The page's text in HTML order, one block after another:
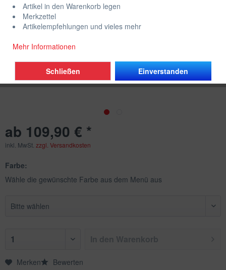
ab 109,90 € *
inkl. MwSt. zzgl. Versandkosten
Farbe:
Wähle die gewünschte Farbe aus dem Menü aus
Merken Bewerten
Artikel in den Warenkorb legen
Merkzettel
Artikelempfehlungen und vieles mehr
Mehr Informationen
Einverstanden
Schließen